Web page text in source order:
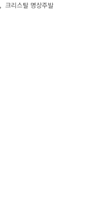
크리스탈 명상주발